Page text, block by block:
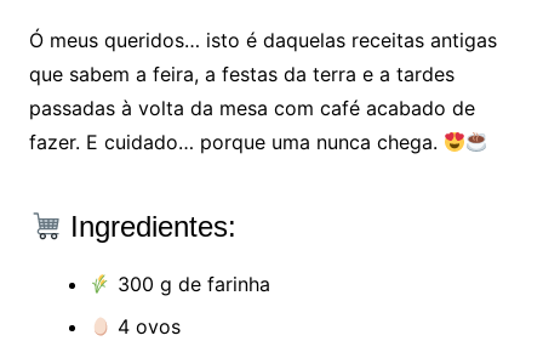
Ó meus queridos… isto é daquelas receitas antigas
que sabem a feira, a festas da terra e a tardes
passadas à volta da mesa com café acabado de
fazer. E cuidado… porque uma nunca chega.
Ingredientes:
300 g de farinha
4 ovos